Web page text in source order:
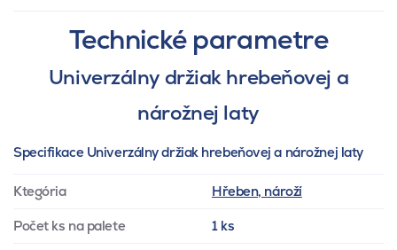
Technické parametre
Univerzálny držiak hrebeňovej a
nárožnej laty
Specifikace Univerzálny držiak hrebeňovej a nárožnej laty
Ktegória Hřeben, nároží
Počet ks na palete 1 ks